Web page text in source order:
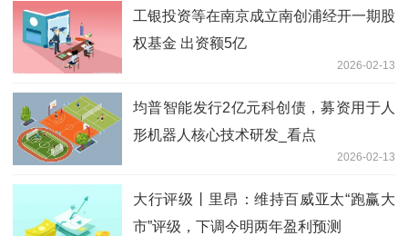
工银投资等在南京成立南创浦经开一期股
权基金 出资额5亿
2026-02-13
均普智能发行2亿元科创债，募资用于人
形机器人核心技术研发_看点
2026-02-13
大行评级丨里昂：维持百威亚太“跑赢大
市”评级，下调今明两年盈利预测